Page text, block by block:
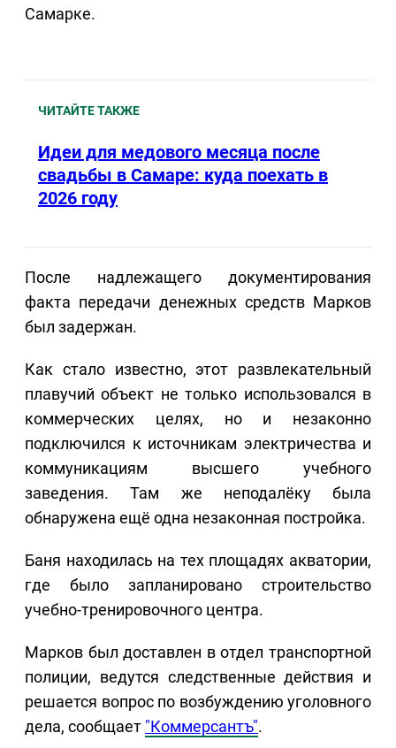
Самарке.
ЧИТАЙТЕ ТАКЖЕ
Идеи для медового месяца после
свадьбы в Самаре: куда поехать в
2026 году
После надлежащего документирования
факта передачи денежных средств Марков
был задержан.
Как стало известно, этот развлекательный
плавучий объект не только использовался в
коммерческих целях, но и незаконно
подключился к источникам электричества и
коммуникациям высшего учебного
заведения. Там же неподалёку была
обнаружена ещё одна незаконная постройка.
Баня находилась на тех площадях акватории,
где было запланировано строительство
учебно-тренировочного центра.
Марков был доставлен в отдел транспортной
полиции, ведутся следственные действия и
решается вопрос по возбуждению уголовного
дела, сообщает "Коммерсантъ".